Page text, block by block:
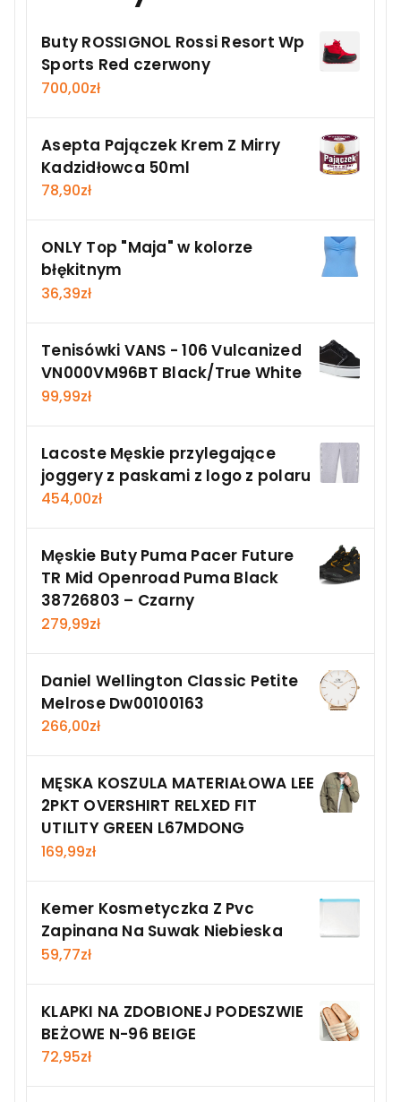
Buty ROSSIGNOL Rossi Resort Wp
Sports Red czerwony
700,00zł
Asepta Pajączek Krem Z Mirry
Kadzidłowca 50ml
78,90zł
ONLY Top "Maja" w kolorze
błękitnym
36,39zł
Tenisówki VANS - 106 Vulcanized
VN000VM96BT Black/True White
99,99zł
Lacoste Męskie przylegające
joggery z paskami z logo z polaru
454,00zł
Męskie Buty Puma Pacer Future
TR Mid Openroad Puma Black
38726803 – Czarny
279,99zł
Daniel Wellington Classic Petite
Melrose Dw00100163
266,00zł
MĘSKA KOSZULA MATERIAŁOWA LEE
2PKT OVERSHIRT RELXED FIT
UTILITY GREEN L67MDONG
169,99zł
Kemer Kosmetyczka Z Pvc
Zapinana Na Suwak Niebieska
59,77zł
KLAPKI NA ZDOBIONEJ PODESZWIE
BEŻOWE N-96 BEIGE
72,95zł